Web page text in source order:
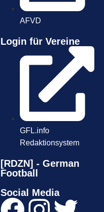
AFVD
Login für Vereine
GFL.info
Redaktionsystem
[RDZN] - German
Football
Social Media